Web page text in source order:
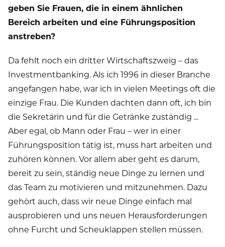
geben Sie Frauen, die in einem ähnlichen
Bereich arbeiten und eine Führungsposition
anstreben?
Da fehlt noch ein dritter Wirtschaftszweig – das
Investmentbanking. Als ich 1996 in dieser Branche
angefangen habe, war ich in vielen Meetings oft die
einzige Frau. Die Kunden dachten dann oft, ich bin
die Sekretärin und für die Getränke zuständig ...
Aber egal, ob Mann oder Frau – wer in einer
Führungsposition tätig ist, muss hart arbeiten und
zuhören können. Vor allem aber geht es darum,
bereit zu sein, ständig neue Dinge zu lernen und
das Team zu motivieren und mitzunehmen. Dazu
gehört auch, dass wir neue Dinge einfach mal
ausprobieren und uns neuen Herausforderungen
ohne Furcht und Scheuklappen stellen müssen.